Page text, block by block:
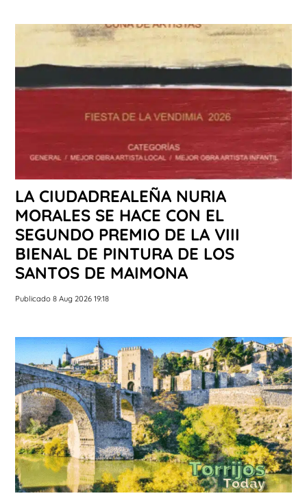
LA CIUDADREALEÑA NURIA
MORALES SE HACE CON EL
SEGUNDO PREMIO DE LA VIII
BIENAL DE PINTURA DE LOS
SANTOS DE MAIMONA
Publicado 8 Aug 2026 19:18